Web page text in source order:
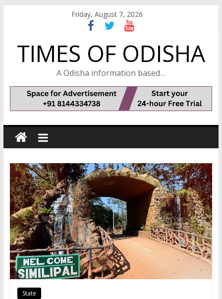
Friday, August 7, 2026
TIMES OF ODISHA
A Odisha information based…
State